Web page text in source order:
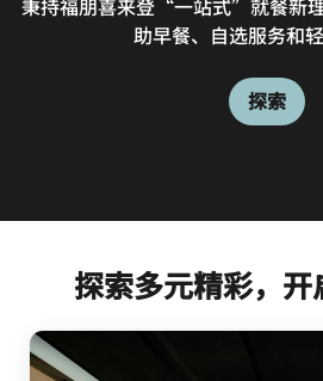
助早餐、自选服务和轻
探索
探索
探索多元精彩，